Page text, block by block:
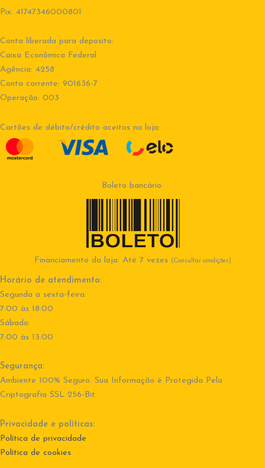
Pix: 41747346000801
Conta liberada para deposito:
Caixa Econômica Federal
Agência: 4258
Conta corrente: 901636-7
Operação: 003
Cartões de débito/crédito aceitos na loja:
Boleto bancário:
Financiamento da loja: Até 7 vezes (Consultar condições)
Horário de atendimento:
Segunda a sexta-feira:
7:00 às 18:00
Sábado:
7:00 às 13:00
Segurança:
Ambiente 100% Seguro. Sua Informação é Protegida Pela
Criptografia SSL 256-Bit.
Privacidade e políticas:
Política de privacidade
Política de cookies